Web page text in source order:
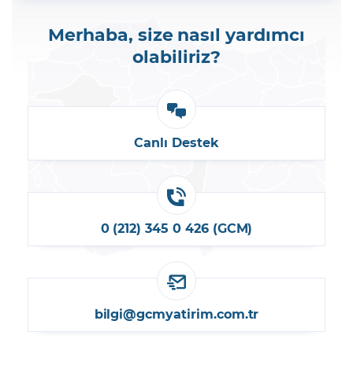
Merhaba, size nasıl yardımcı
olabiliriz?
Canlı Destek
0 (212) 345 0 426 (GCM)
bilgi@gcmyatirim.com.tr